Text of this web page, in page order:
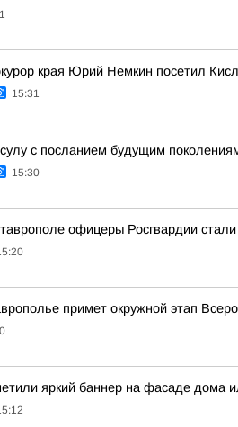
края Юрий Немкин посетил
15:31
с посланием будущим
15:30
офицеры Росгвардии
примет окружной этап
яркий баннер на фасаде дома